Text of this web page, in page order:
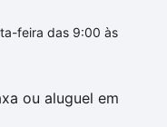
feira das 9:00 às
ou aluguel em